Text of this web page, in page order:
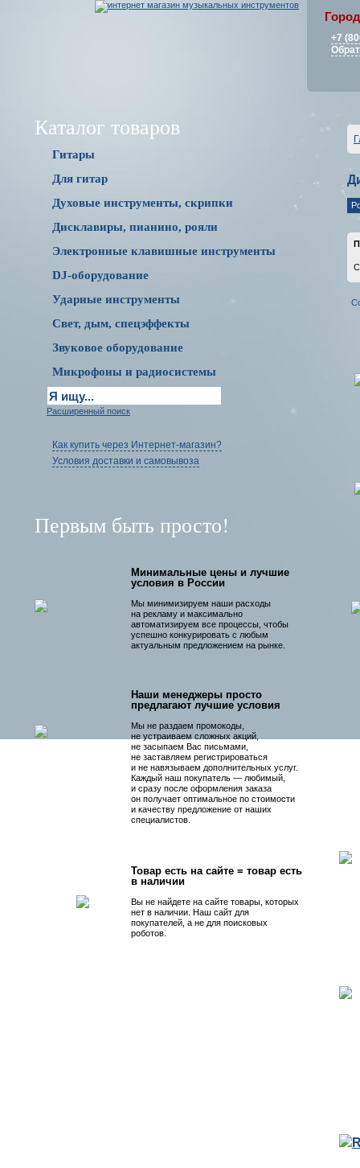
+7
Каталог товаров
Гитары
Для гитар
Духовые инструменты, скрипки
Дисклавиры, пианино, рояли
Электронные клавишные инструменты
DJ-оборудование
Ударные инструменты
Свет, дым, спецэффекты
Звуковое оборудование
Микрофоны и радиосистемы
Расширенный поиск
Как купить через Интернет-магазин?
Условия доставки и самовывоза
Первым быть просто!
Минимальные цены и лучшие
условия в России
Мы минимизируем наши расходы
на рекламу и максимально
автоматизируем все процессы, чтобы
успешно конкурировать с любым
актуальным предложением на рынке.
Наши менеджеры просто
предлагают лучшие условия
Мы не раздаем промокоды,
не устраиваем сложных акций,
не засыпаем Вас письмами,
не заставляем регистрироваться
и не навязываем дополнительных услуг.
Каждый наш покупатель — любимый,
и сразу после оформления заказа
он получает оптимальное по стоимости
и качеству предложение от наших
специалистов.
Товар есть на сайте = товар есть
в наличии
Вы не найдете на сайте товары, которых
нет в наличии. Наш сайт для
покупателей, а не для поисковых
роботов.